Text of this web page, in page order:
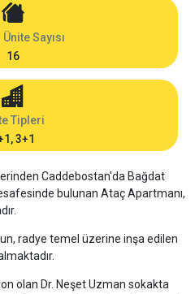
Sayısı
16
Tipleri
3+1
Caddebostan'da Bağdat
bulunan Ataç Apartmanı,
radye temel üzerine inşa edilen
olan Dr. Neşet Uzman sokakta